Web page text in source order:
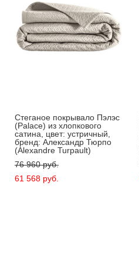
Стеганое покрывало Пэлэс
(Palace) из хлопкового
сатина, цвет: устричный,
бренд: Александр Тюрпо
(Alexandre Turpault)
76 960 pуб.
61 568 pуб.